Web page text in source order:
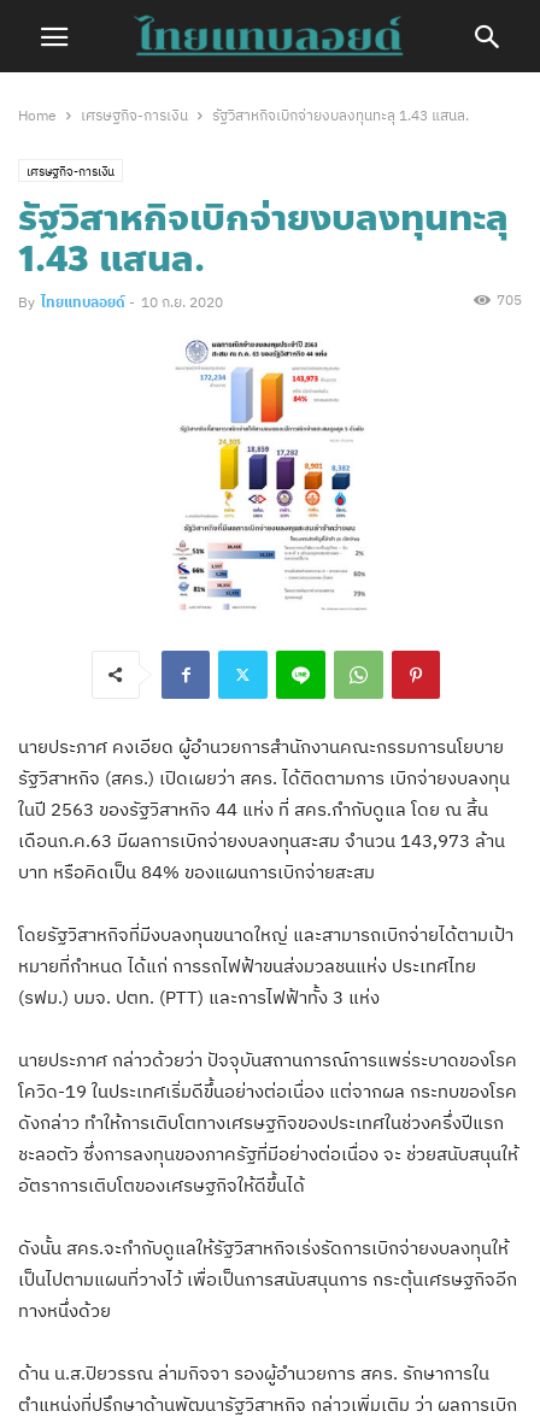
Home เศรษฐกิจ-การเงิน รัฐวิสาหกิจเบิกจ่ายงบลงทุนทะลุ 1.43 แสนล.
เศรษฐกิจ-การเงิน
รัฐวิสาหกิจเบิกจ่ายงบลงทุนทะลุ
1.43 แสนล.
By ไทยแทบลอยด์ - 10 ก.ย. 2020 705
นายประภาศ คงเอียด ผู้อำนวยการสำนักงานคณะกรรมการนโยบาย
รัฐวิสาหกิจ (สคร.) เปิดเผยว่า สคร. ได้ติดตามการ เบิกจ่ายงบลงทุน
ในปี 2563 ของรัฐวิสาหกิจ 44 แห่ง ที่ สคร.กำกับดูแล โดย ณ สิ้น
เดือนก.ค.63 มีผลการเบิกจ่ายงบลงทุนสะสม จำนวน 143,973 ล้าน
บาท หรือคิดเป็น 84% ของแผนการเบิกจ่ายสะสม
โดยรัฐวิสาหกิจที่มีงบลงทุนขนาดใหญ่ และสามารถเบิกจ่ายได้ตามเป้า
หมายที่กำหนด ได้แก่ การรถไฟฟ้าขนส่งมวลชนแห่ง ประเทศไทย
(รฟม.) บมจ. ปตท. (PTT) และการไฟฟ้าทั้ง 3 แห่ง
นายประภาศ กล่าวด้วยว่า ปัจจุบันสถานการณ์การแพร่ระบาดของโรค
โควิด-19 ในประเทศเริ่มดีขึ้นอย่างต่อเนื่อง แต่จากผล กระทบของโรค
ดังกล่าว ทำให้การเติบโตทางเศรษฐกิจของประเทศในช่วงครึ่งปีแรก
ชะลอตัว ซึ่งการลงทุนของภาครัฐที่มีอย่างต่อเนื่อง จะ ช่วยสนับสนุนให้
อัตราการเติบโตของเศรษฐกิจให้ดีขึ้นได้
ดังนั้น สคร.จะกำกับดูแลให้รัฐวิสาหกิจเร่งรัดการเบิกจ่ายงบลงทุนให้
เป็นไปตามแผนที่วางไว้ เพื่อเป็นการสนับสนุนการ กระตุ้นเศรษฐกิจอีก
ทางหนึ่งด้วย
ด้าน น.ส.ปิยวรรณ ล่ามกิจจา รองผู้อำนวยการ สคร. รักษาการใน
ตำแหน่งที่ปรึกษาด้านพัฒนารัฐวิสาหกิจ กล่าวเพิ่มเติม ว่า ผลการเบิก